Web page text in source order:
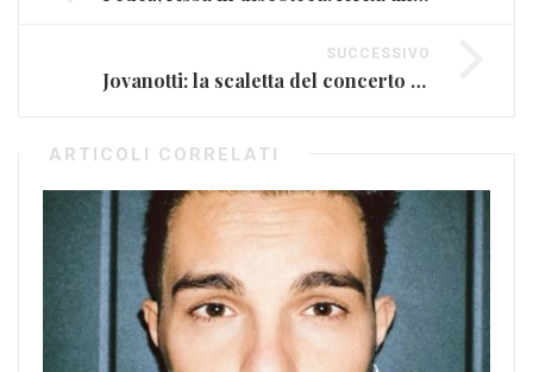
SUCCESSIVO
Jovanotti: la scaletta del concerto ad Ancona
ARTICOLI CORRELATI